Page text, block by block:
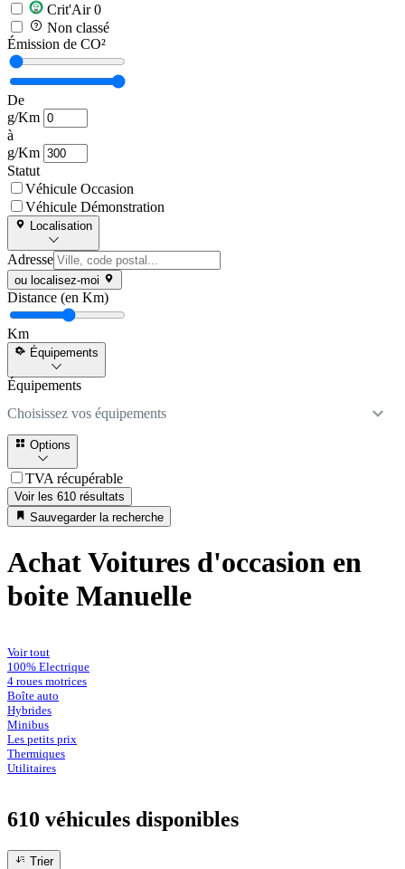
Crit'Air 0
Non classé
Émission de CO²
De
g/Km
à
g/Km
Statut
Véhicule Occasion
Véhicule Démonstration
Localisation
Adresse
ou localisez-moi
Distance (en Km)
Km
Équipements
Équipements
Choisissez vos équipements
Options
TVA récupérable
Voir les 610 résultats
Sauvegarder la recherche
Achat Voitures d'occasion en
boite Manuelle
Voir tout
100% Electrique
4 roues motrices
Boîte auto
Hybrides
Minibus
Les petits prix
Thermiques
Utilitaires
610 véhicules disponibles
Trier